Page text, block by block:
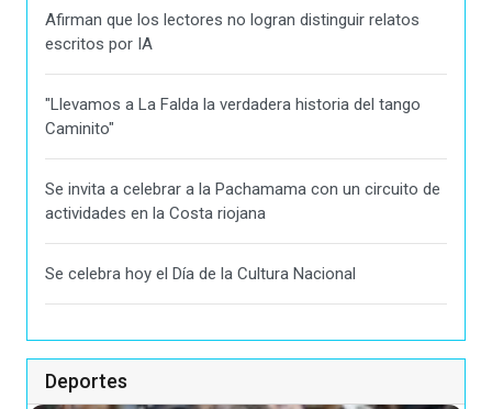
Afirman que los lectores no logran distinguir relatos
escritos por IA
"Llevamos a La Falda la verdadera historia del tango
Caminito"
Se invita a celebrar a la Pachamama con un circuito de
actividades en la Costa riojana
Se celebra hoy el Día de la Cultura Nacional
Deportes